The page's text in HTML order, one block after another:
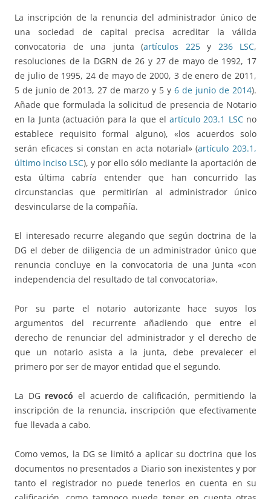
La inscripción de la renuncia del administrador único de
una sociedad de capital precisa acreditar la válida
convocatoria de una junta (artículos 225y 236 LSC,
resoluciones de la DGRN de 26 y 27 de mayo de 1992, 17
de julio de 1995, 24 de mayo de 2000, 3 de enero de 2011,
5 de junio de 2013, 27 de marzo y 5 y 6 de junio de 2014).
Añade que formulada la solicitud de presencia de Notario
en la Junta (actuación para la que elartículo 203.1 LSCno
establece requisito formal alguno), «los acuerdos solo
serán eficaces si constan en acta notarial» (artículo 203.1,
último inciso LSC), y por ello sólo mediante la aportación de
esta última cabría entender que han concurrido las
circunstancias que permitirían al administrador único
desvincularse de la compañía.
El interesado recurre alegando que según doctrina de la
DG el deber de diligencia de un administrador único que
renuncia concluye en la convocatoria de una Junta «con
independencia del resultado de tal convocatoria».
Por su parte el notario autorizante hace suyos los
argumentos del recurrente añadiendo que entre el
derecho de renunciar del administrador y el derecho de
que un notario asista a la junta, debe prevalecer el
primero por ser de mayor entidad que el segundo.
La DG revocó el acuerdo de calificación, permitiendo la
inscripción de la renuncia, inscripción que efectivamente
fue llevada a cabo.
Como vemos, la DG se limitó a aplicar su doctrina que los
documentos no presentados a Diario son inexistentes y por
tanto el registrador no puede tenerlos en cuenta en su